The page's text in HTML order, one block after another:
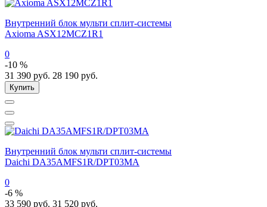
Внутренний блок мульти сплит-системы
Axioma ASX12MCZ1R1
0
-10 %
31 390 руб. 28 190 руб.
Купить
Внутренний блок мульти сплит-системы
Daichi DA35AMFS1R/DPT03MA
0
-6 %
33 590 руб. 31 520 руб.